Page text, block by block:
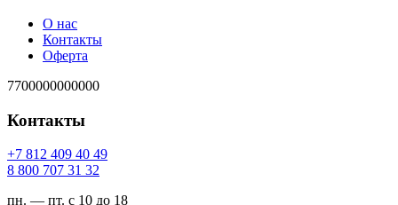
О нас
Контакты
Оферта
7700000000000
Контакты
94 04 904 218 7+
23 13 707 008 8
пн. — пт. с 10 до 18